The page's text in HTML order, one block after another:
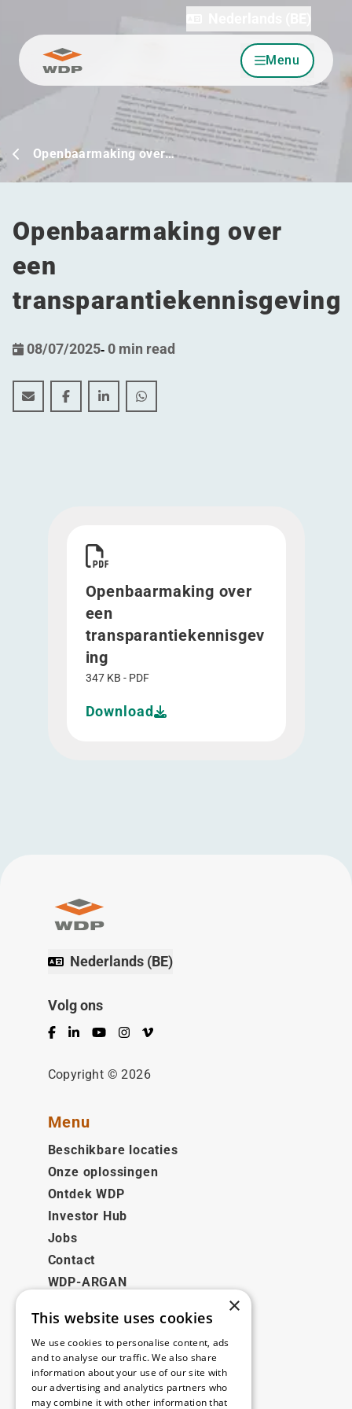
Ga naar inhoud Menu
Openbaarmaking over…
Openbaarmaking over
een
transparantiekennisgeving
08/07/2025- 0 min read
Openbaarmaking over een transparantiekennisgeving
Openbaarmaking over een
Openbaarmaking over een
Openbaarmaking over een
Openbaarmaking over
een
transparantiekennisgev
ing
347 KB - PDF
Download
Nederlands (BE)
Volg ons
Facebook
LinkedInYouTubeInstagram
Vimeo
Copyright © 2026
Menu
Beschikbare locaties
Onze oplossingen
Ontdek WDP
Investor Hub
Jobs
Contact
WDP-ARGAN
Juridisch
Disclaimer
Privacybeleid
Cookie Policy
×
This website uses cookies
We use cookies to personalise content, ads
and to analyse our traffic. We also share
information about your use of our site with
our advertising and analytics partners who
may combine it with other information that